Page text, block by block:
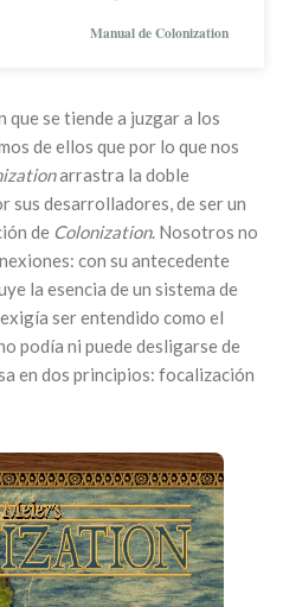
Manual de Colonization
que se tiende a juzgar a los
de ellos que por lo que nos
arrastra la doble
sus desarrolladores, de ser un
de Colonization. Nosotros no
con su antecedente
la esencia de un sistema de
ser entendido como el
podía ni puede desligarse de
en dos principios: focalización